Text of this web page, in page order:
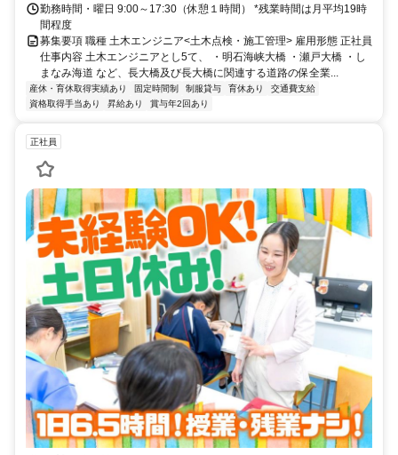
勤務時間・曜日 9:00～17:30（休憩１時間） *残業時間は月平均19時
間程度
募集要項 職種 土木エンジニア<土木点検・施工管理> 雇用形態 正社員
仕事内容 土木エンジニアとし5て、 ・明石海峡大橋 ・瀬戸大橋 ・し
まなみ海道 など、長大橋及び長大橋に関連する道路の保全業...
産休・育休取得実績あり 固定時間制 制服貸与 育休あり
交通費支給
資格取得手当あり
昇給あり 賞与年2回あり
正社員